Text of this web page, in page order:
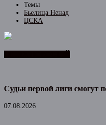
Темы
Бьелица Ненад
ЦСКА
Судьи первой лиги смогут
07.08.2026